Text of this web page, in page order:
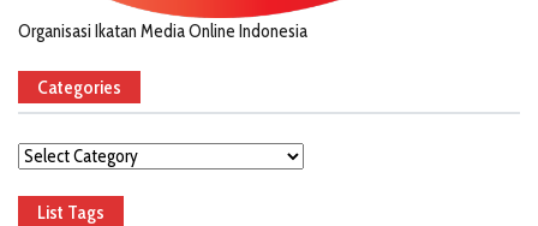
Organisasi Ikatan Media Online Indonesia
Categories
Categories
List Tags